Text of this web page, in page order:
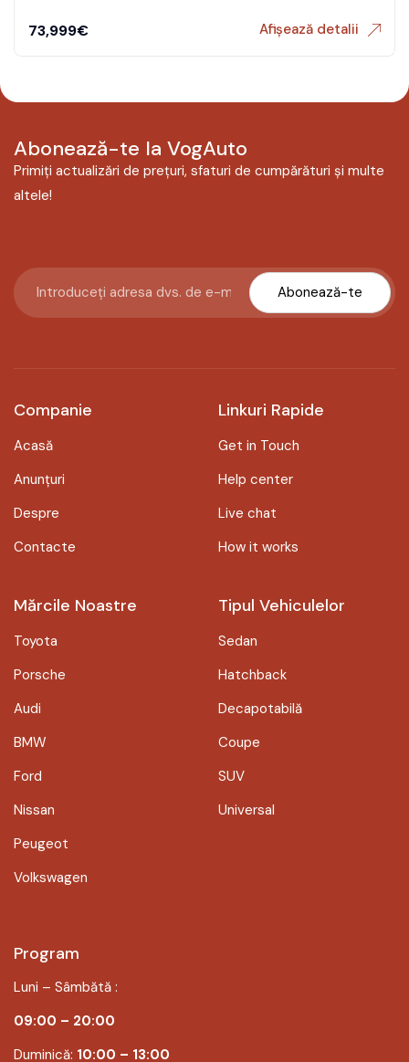
73,999€ Afișează detalii
Abonează-te la VogAuto
Primiți actualizări de prețuri, sfaturi de cumpărături și multe
altele!
Abonează-te
Companie
Acasă
Anunțuri
Despre
Contacte
Linkuri Rapide
Get in Touch
Help center
Live chat
How it works
Mărcile Noastre
Toyota
Porsche
Audi
BMW
Ford
Nissan
Peugeot
Volkswagen
Tipul Vehiculelor
Sedan
Hatchback
Decapotabilă
Coupe
SUV
Universal
Program
Luni – Sâmbătă :
09:00 – 20:00
Duminică: 10:00 – 13:00